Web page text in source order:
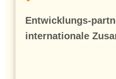
Entwicklungs-
internationale